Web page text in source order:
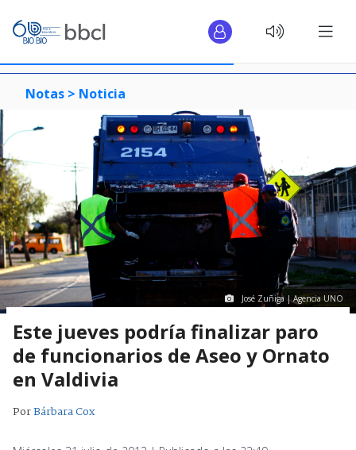
Notas > Noticia
José Zuñiga | Agencia UNO
Este jueves podría finalizar paro
de funcionarios de Aseo y Ornato
en Valdivia
PorBárbara Cox